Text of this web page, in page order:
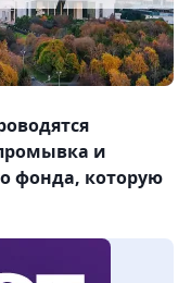
и
фонда, которую